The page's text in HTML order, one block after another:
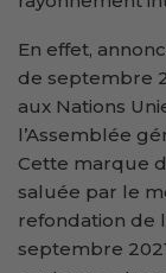
En effet,
de septembre
aux Nations
l’Assemblée
Cette marque
saluée par le
refondation de
septembre